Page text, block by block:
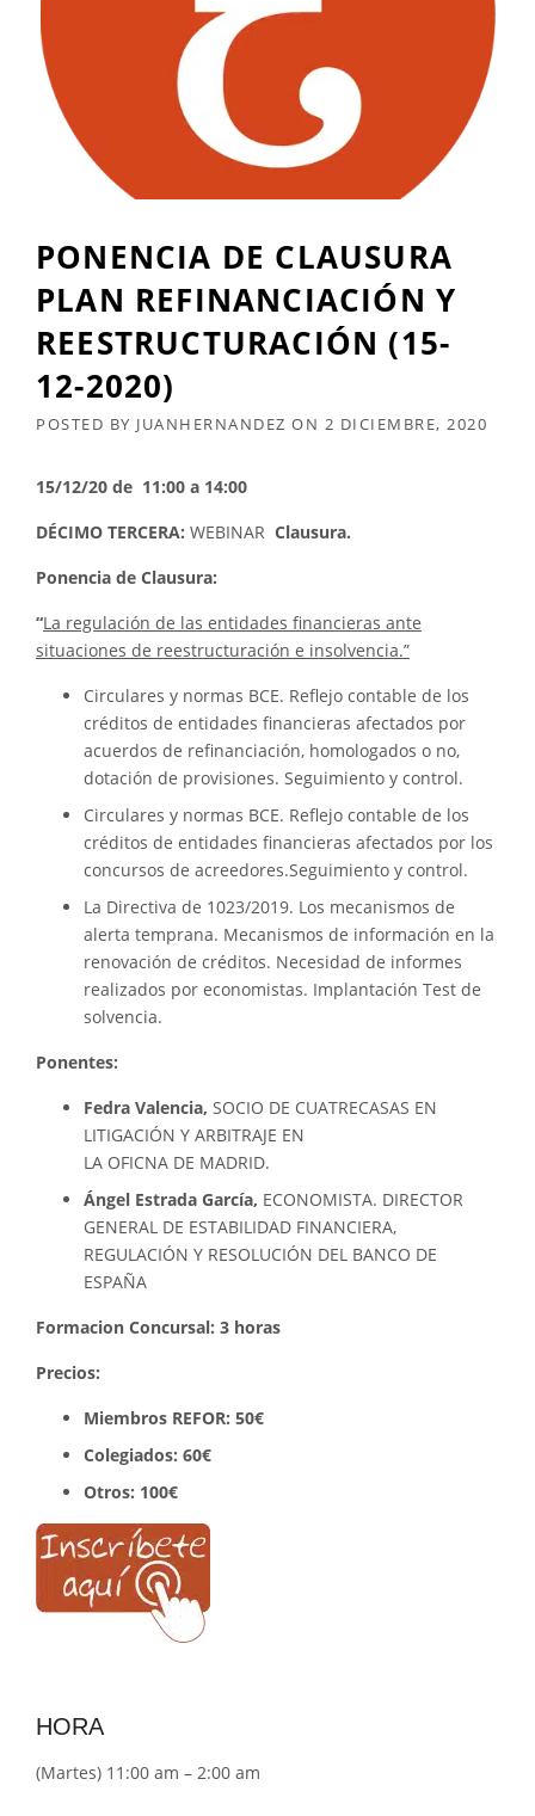
PONENCIA DE CLAUSURA
PLAN REFINANCIACIÓN Y
REESTRUCTURACIÓN (15-
12-2020)
POSTED BY JUANHERNANDEZ ON 2 DICIEMBRE, 2020
15/12/20 de 11:00 a 14:00
DÉCIMO TERCERA: WEBINAR Clausura.
Ponencia de Clausura:
“La regulación de las entidades financieras ante
situaciones de reestructuración e insolvencia.”
Circulares y normas BCE. Reflejo contable de los
créditos de entidades financieras afectados por
acuerdos de refinanciación, homologados o no,
dotación de provisiones. Seguimiento y control.
Circulares y normas BCE. Reflejo contable de los
créditos de entidades financieras afectados por los
concursos de acreedores.Seguimiento y control.
La Directiva de 1023/2019. Los mecanismos de
alerta temprana. Mecanismos de información en la
renovación de créditos. Necesidad de informes
realizados por economistas. Implantación Test de
solvencia.
Ponentes:
Fedra Valencia, SOCIO DE CUATRECASAS EN
LITIGACIÓN Y ARBITRAJE EN
LA OFICNA DE MADRID.
Ángel Estrada García, ECONOMISTA. DIRECTOR
GENERAL DE ESTABILIDAD FINANCIERA,
REGULACIÓN Y RESOLUCIÓN DEL BANCO DE
ESPAÑA
Formacion Concursal: 3 horas
Precios:
Miembros REFOR: 50€
Colegiados: 60€
Otros: 100€
HORA
(Martes) 11:00 am – 2:00 am